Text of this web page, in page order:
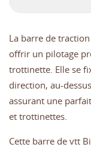
La barre de
offrir un pilotage
trottinette. Elle se
direction, au-
assurant une
et trottinettes.
Cette barre de vtt